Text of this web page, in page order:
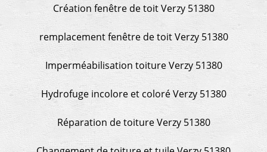
Création fenêtre de toit Verzy 51380
remplacement fenêtre de toit Verzy 51380
Imperméabilisation toiture Verzy 51380
Hydrofuge incolore et coloré Verzy 51380
Réparation de toiture Verzy 51380